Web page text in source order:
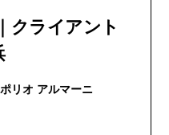
クライアント
ARMANI | エンポリオ アルマーニ